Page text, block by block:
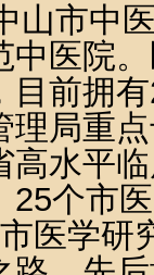
山市中
中医院
目前拥有
理局重
高水平
25个市
医学研